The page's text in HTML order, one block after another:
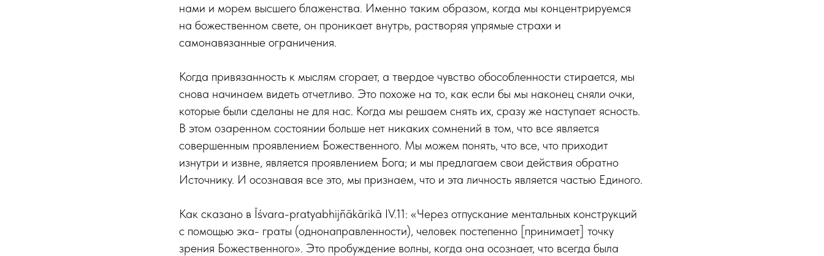
нами и морем высшего блаженства. Именно таким образом, когда мы концентрируемся
на божественном свете, он проникает внутрь, растворяя упрямые страхи и
самонавязанные ограничения.
Когда привязанность к мыслям сгорает, а твердое чувство обособленности стирается, мы
снова начинаем видеть отчетливо. Это похоже на то, как если бы мы наконец сняли очки,
которые были сделаны не для нас. Когда мы решаем снять их, сразу же наступает ясность.
В этом озаренном состоянии больше нет никаких сомнений в том, что все является
совершенным проявлением Божественного. Мы можем понять, что все, что приходит
изнутри и извне, является проявлением Бога; и мы предлагаем свои действия обратно
Источнику. И осознавая все это, мы признаем, что и эта личность является частью Единого.
Как сказано в Īśvara-pratyabhijñākārikā IV.11: «Через отпускание ментальных конструкций
с помощью эка- граты (однонаправленности), человек постепенно [принимает] точку
зрения Божественного». Это пробуждение волны, когда она осознает, что всегда была